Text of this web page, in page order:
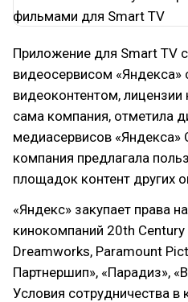
Приложение для Smart TV
видеосервисом «Яндекса»
видеоконтентом,
сама компания, отметила
медиасервисов
компания предлагала
площадок контент других
«Яндекс» закупает права
кинокомпаний 20th Century
Dreamworks, Paramount
Партнершип», «Парадиз»,
Условия сотрудничества в